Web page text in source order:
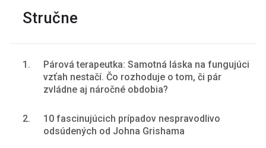
Stručne
1.
Párová terapeutka: Samotná láska na fungujúci
vzťah nestačí. Čo rozhoduje o tom, či pár
zvládne aj náročné obdobia?
2.
10 fascinujúcich prípadov nespravodlivo
odsúdených od Johna Grishama